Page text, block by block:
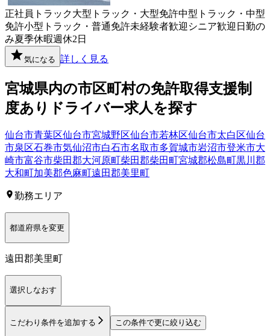
正社員 トラック大型トラック・大型免許中型トラック・中型
免許小型トラック・普通免許未経験者歓迎 シニア歓迎 日勤の
み夏季休暇週休2日
気になる 詳しく見る
宮城県内の市区町村の免許取得支援制
度あり
ドライバー求人を探す
仙台市青葉区仙台市宮城野区仙台市若林区仙台市太白区仙台
市泉区石巻市気仙沼市白石市名取市多賀城市岩沼市登米市大
崎市富谷市柴田郡大河原町 柴田郡柴田町 宮城郡松島町 黒川郡
大和町 加美郡色麻町 遠田郡美里町
勤務エリア
都道府県を変更
遠田郡美里町
選択しなおす
こだわり条件を追加する この条件で更に絞り込む